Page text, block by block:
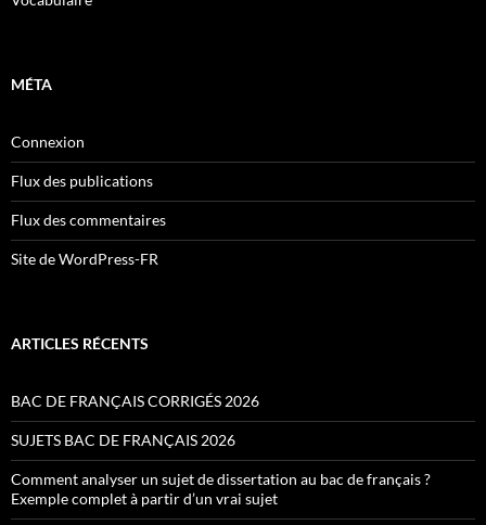
MÉTA
Connexion
Flux des publications
Flux des commentaires
Site de WordPress-FR
ARTICLES RÉCENTS
BAC DE FRANÇAIS CORRIGÉS 2026
SUJETS BAC DE FRANÇAIS 2026
Comment analyser un sujet de dissertation au bac de français ?
Exemple complet à partir d’un vrai sujet